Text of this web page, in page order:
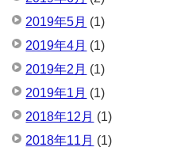
2019年5月 (1)
2019年4月 (1)
2019年2月 (1)
2019年1月 (1)
2018年12月 (1)
2018年11月 (1)